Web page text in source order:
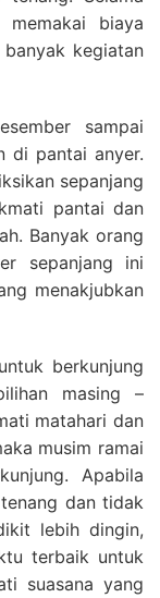
biaya
kegiatan
sampai
di pantai anyer.
sepanjang
pantai dan
Banyak orang
sepanjang ini
menakjubkan
berkunjung
masing –
matahari dan
musim ramai
Apabila
dan tidak
lebih dingin,
terbaik untuk
suasana yang